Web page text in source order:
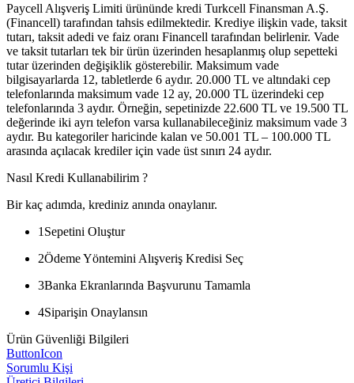
Paycell Alışveriş Limiti ürününde kredi Turkcell Finansman A.Ş.
(Financell) tarafından tahsis edilmektedir. Krediye ilişkin vade, taksit
tutarı, taksit adedi ve faiz oranı Financell tarafından belirlenir. Vade
ve taksit tutarları tek bir ürün üzerinden hesaplanmış olup sepetteki
tutar üzerinden değişiklik gösterebilir. Maksimum vade
bilgisayarlarda 12, tabletlerde 6 aydır. 20.000 TL ve altındaki cep
telefonlarında maksimum vade 12 ay, 20.000 TL üzerindeki cep
telefonlarında 3 aydır. Örneğin, sepetinizde 22.600 TL ve 19.500 TL
değerinde iki ayrı telefon varsa kullanabileceğiniz maksimum vade 3
aydır. Bu kategoriler haricinde kalan ve 50.001 TL – 100.000 TL
arasında açılacak krediler için vade üst sınırı 24 aydır.
Nasıl Kredi Kullanabilirim ?
Bir kaç adımda, krediniz anında onaylanır.
1 Sepetini Oluştur
2Ödeme Yöntemini Alışveriş Kredisi Seç
3Banka Ekranlarında Başvurunu Tamamla
4Siparişin Onaylansın
Ürün Güvenliği Bilgileri
ButtonIcon
Sorumlu Kişi